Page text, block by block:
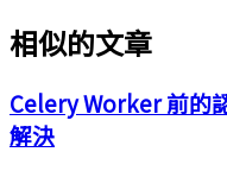
相似的文章
Celery Worker 前的
解決